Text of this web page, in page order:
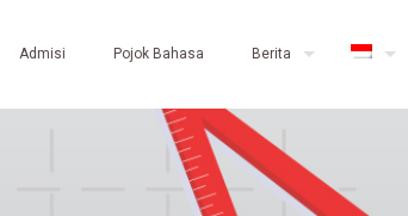
Admisi Pojok Bahasa Berita